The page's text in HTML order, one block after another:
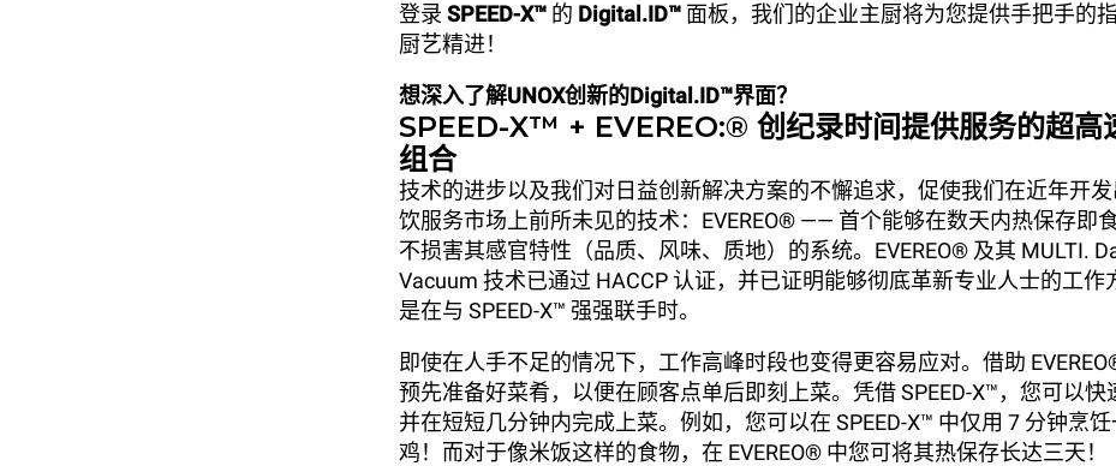
登录 SPEED-X™ 的 Digital.ID™ 面板，我们的企业主厨将为您提供手把手的
厨艺精进！
想深入了解UNOX创新的Digital.ID™界面？
SPEED-X™ + EVEREO:® 创纪录时间提供服务的超高
组合
技术的进步以及我们对日益创新解决方案的不懈追求，促使我们在近年开
饮服务市场上前所未见的技术：EVEREO® —— 首个能够在数天内热保存即
不损害其感官特性（品质、风味、质地）的系统。EVEREO® 及其 MULTI.
Vacuum 技术已通过 HACCP 认证，并已证明能够彻底革新专业人士的工作
是在与 SPEED-X™ 强强联手时。
即使在人手不足的情况下，工作高峰时段也变得更容易应对。借助
预先准备好菜肴，以便在顾客点单后即刻上菜。凭借 SPEED-X™，您可以快
并在短短几分钟内完成上菜。例如，您可以在 SPEED-X™ 中仅用 7 分钟烹
鸡！而对于像米饭这样的食物，在 EVEREO® 中您可将其热保存长达三天！